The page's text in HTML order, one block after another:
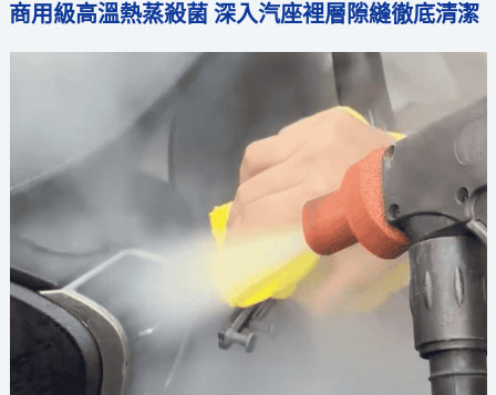
商用級高溫熱蒸殺菌 深入汽座裡層隙縫徹底清潔